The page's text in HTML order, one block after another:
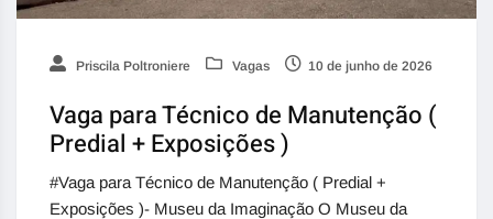
Priscila Poltroniere Vagas 10 de junho de 2026
Vaga para Técnico de Manutenção (
Predial + Exposições )
#Vaga para Técnico de Manutenção ( Predial +
Exposições )- Museu da Imaginação O Museu da